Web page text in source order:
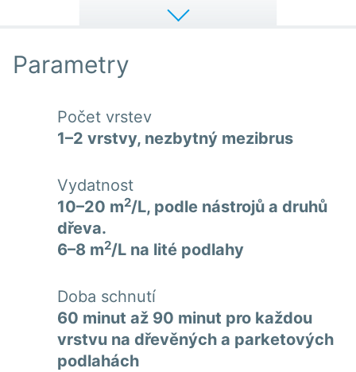
Parametry
Počet vrstev
1–2 vrstvy, nezbytný mezibrus
Vydatnost
10–20 m2/L, podle nástrojů a druhů
dřeva.
6–8 m2/L na lité podlahy
Doba schnutí
60 minut až 90 minut pro každou
vrstvu na dřevěných a parketových
podlahách